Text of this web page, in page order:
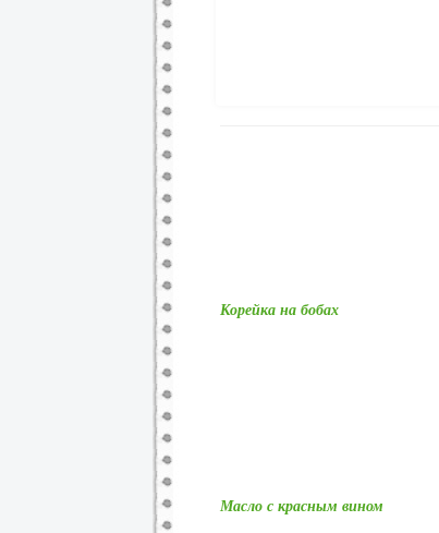
Корейка на бобах
Масло с красным вином